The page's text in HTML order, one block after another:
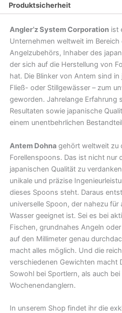
Produktsicherheit
Angler’z System Corporation ist
Unternehmen weltweit im
Angelzubehörs, Inhaber des
der sich auf die Herstellung von
hat. Die Blinker von Antem sind in
Fließ- oder Stillgewässer – zum
geworden. Jahrelange Erfahrung
Resultaten sowie japanische
einem unentbehrlichen
Antem Dohna gehört weltweit zu
Forellenspoons. Das ist nicht nur
japanischen Qualität zu
unikale und präzise
dieses Spoons steht. Daraus
universelle Spoon, der nahezu für
Wasser geeignet ist. Sei es bei
Fischen, grundnahes Angeln
auf den Millimeter genau
macht alles möglich. Und die
verschiedenen Gewichten macht
Sowohl bei Sportlern, als auch
Wochenendanglern.
In unserem Shop findet ihr die